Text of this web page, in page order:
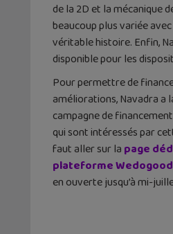
de la 2D et la mécanique
beaucoup plus variée
véritable histoire. Enfin,
disponible pour les
Pour permettre de
améliorations, Navadra a
campagne de
qui sont intéressés par
faut aller sur la page
plateforme Wedogood
en ouverte jusqu’à mi-